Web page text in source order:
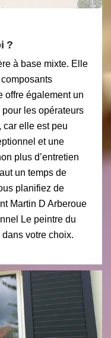
?
à base mixte. Elle
offre également un
les opérateurs
car elle est peu
et une
plus d’entretien
un temps de
planifiez de
Martin D Arberoue
Le peintre du
votre choix.